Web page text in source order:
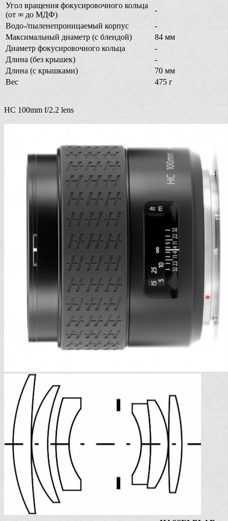
Угол вращения фокусировочного кольца
(от ∞ до МДФ)
-
Водо-/пыленепроницаемый корпус
-
Максимальный диаметр (с блендой)
84 мм
Диаметр фокусировочного кольца
-
Длина (без крышек)
-
Длина (с крышками)
70 мм
Вес
475 г
HC 100mm f/2.2 lens